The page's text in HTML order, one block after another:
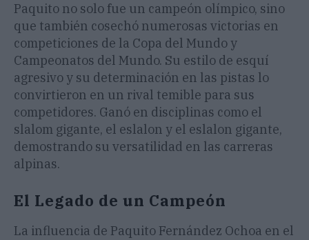
Paquito no solo fue un campeón olímpico, sino
que también cosechó numerosas victorias en
competiciones de la Copa del Mundo y
Campeonatos del Mundo. Su estilo de esquí
agresivo y su determinación en las pistas lo
convirtieron en un rival temible para sus
competidores. Ganó en disciplinas como el
slalom gigante, el eslalon y el eslalon gigante,
demostrando su versatilidad en las carreras
alpinas.
El Legado de un Campeón
La influencia de Paquito Fernández Ochoa en el